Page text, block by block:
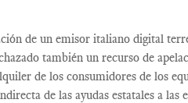
de un emisor italiano digital
también un recurso de
de los consumidores de los
de las ayudas estatales a las